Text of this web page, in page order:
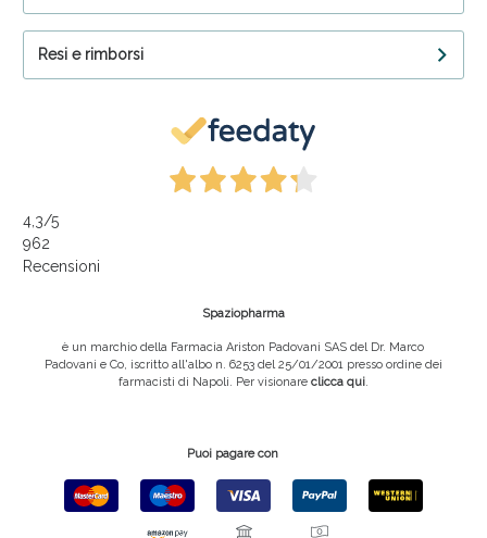
Resi e rimborsi
4,3/5
962
Recensioni
Spaziopharma
è un marchio della Farmacia Ariston Padovani SAS del Dr. Marco
Padovani e Co, iscritto all'albo n. 6253 del 25/01/2001 presso ordine dei
farmacisti di Napoli. Per visionare clicca qui.
Puoi pagare con